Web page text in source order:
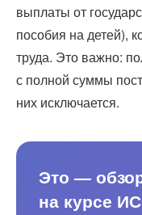
выплаты от
пособия на детей),
труда. Это важно:
с полной суммы
них исключается.
Это —
на курсе